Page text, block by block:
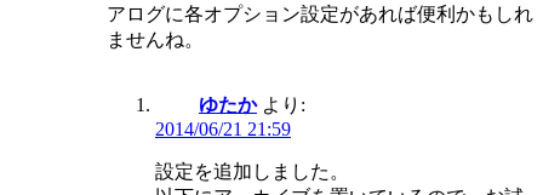
アログに各オプション設定があれば便利かもしれ
ませんね。
ゆたか より:
2014/06/21 21:59
設定を追加しました。